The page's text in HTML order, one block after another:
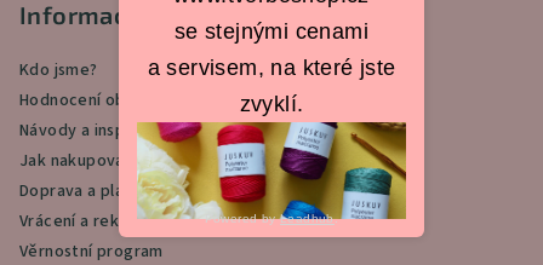
Informace pro vás
Kdo jsme?
Hodnocení obchodu
Návody a inspirace
Jak nakupovat
Doprava a platba
Vrácení a reklamace
Věrnostní program
se stejnými cenami
a servisem, na které jste
zvyklí.
Powered by Leadhub.